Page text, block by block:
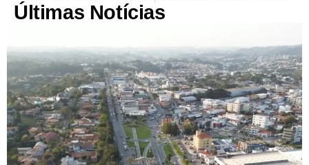
Últimas Notícias